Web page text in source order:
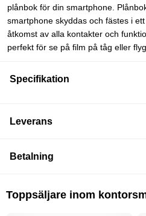
plånbok för din smartphone.
smartphone skyddas och fästes i
åtkomst av alla kontakter och
perfekt för se på film på tåg eller
Specifikation
Leverans
Betalning
Toppsäljare inom